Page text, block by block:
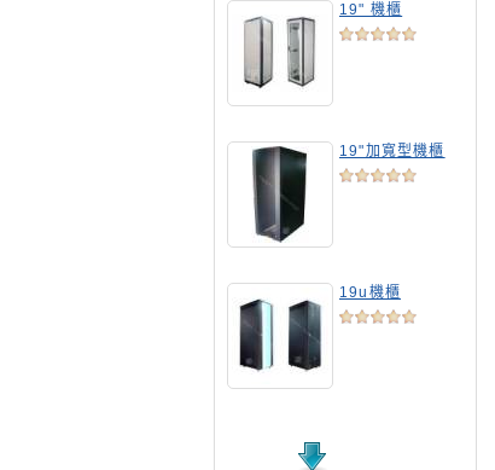
19" 機櫃
19"加寬型機櫃
19u機櫃